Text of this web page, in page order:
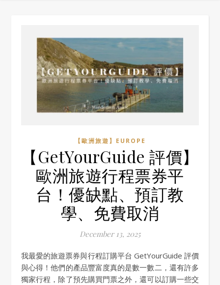
【歐洲旅遊】EUROPE
【GetYourGuide 評價】
歐洲旅遊行程票券平
台！優缺點、預訂教
學、免費取消
December 13, 2025
我最愛的旅遊票券與行程訂購平台 GetYourGuide 評價
與心得！他們的產品豐富度真的是數一數二，還有許多
獨家行程，除了預先購買門票之外，還可以訂購一些交